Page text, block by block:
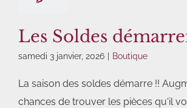
Les Soldes
samedi 3 janvier, 2026 Boutique
La saison des soldes démarre !!
chances de trouver les pièces qu'il